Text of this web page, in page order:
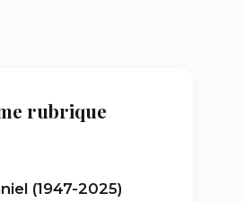
rubrique
(1947-2025)